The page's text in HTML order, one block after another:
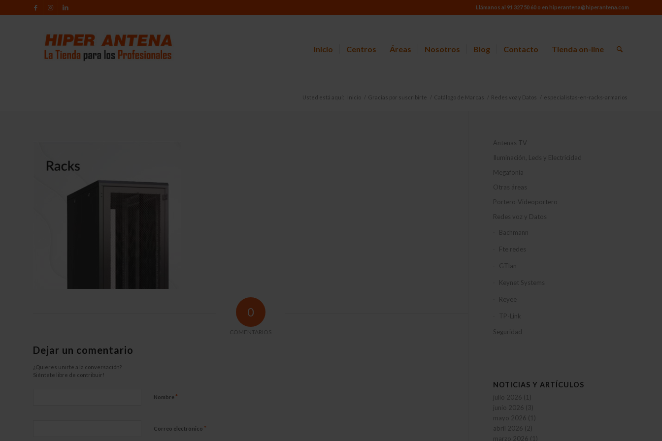
Llámanos al 91 327 50 60 o en hiperantena@hiperantena.com
Inicio Centros Áreas Nosotros Blog Contacto Tienda on-line
Usted está aquí: Inicio Gracias por suscribirte Catálogo de Marcas Redes voz y Datos especialistas-en-racks-armarios
0
COMENTARIOS
Dejar un comentario
¿Quieres unirte a la conversación?
Siéntete libre de contribuir!
Nombre *
Correo electrónico *
Antenas TV
Iluminación, Leds y Electricidad
Megafonía
Otras áreas
Portero-Videoportero
Redes voz y Datos
Bachmann
Fte redes
GTlan
Keynet Systems
Reyee
TP-Link
Seguridad
NOTICIAS Y ARTÍCULOS
julio 2026 (1)
junio 2026 (3)
mayo 2026 (1)
abril 2026 (2)
marzo 2026 (1)